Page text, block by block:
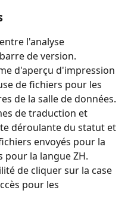
l'analyse
de version.
d'aperçu d'impression
de fichiers pour les
de la salle de données.
de traduction et
déroulante du statut et
envoyés pour la
pour la langue ZH.
de cliquer sur la case
pour les